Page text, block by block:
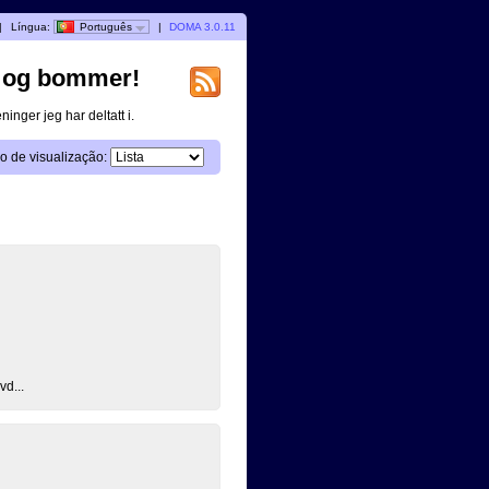
| Língua: Português | DOMA 3.0.11
bommer!
jeg har deltatt i.
de visualização: